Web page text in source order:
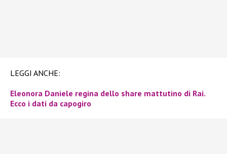
LEGGI ANCHE:
Eleonora Daniele regina dello share mattutino di Rai.
Ecco i dati da capogiro